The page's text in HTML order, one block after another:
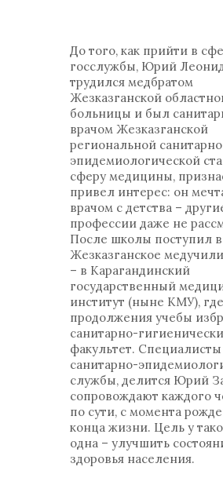
До того, как прийти в
госслужбы, Юрий
трудился медбратом
Жезказганской
больницы и был
врачом Жезказганской
региональной
эпидемиологической
сферу медицины,
привел интерес: он
врачом с детства –
профессии даже не
После школы поступил в
Жезказганское
– в Карагандинский
государственный
институт (ныне КМУ),
продолжения учебы
санитарно-
факультет. Специалисты
санитарно-
службы, делится Юрий
сопровождают каждого
по сути, с момента
конца жизни. Цель у
одна – улучшить
здоровья населения.